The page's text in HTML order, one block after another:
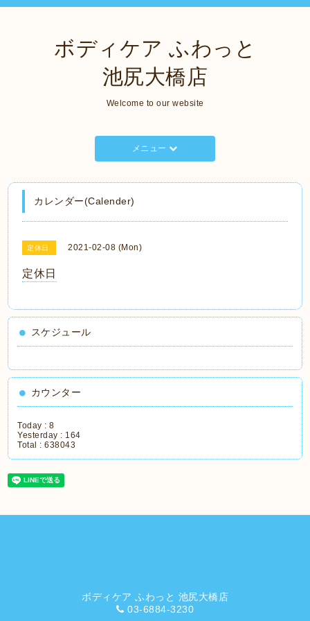
ボディケア ふわっと
池尻大橋店
Welcome to our website
メニュー
カレンダー(Calender)
定休日 2021-02-08 (Mon)
定休日
スケジュール
カウンター
Today :8
Yesterday : 164
Total :638043
ボディケア ふわっと 池尻大橋店
03-6884-3230